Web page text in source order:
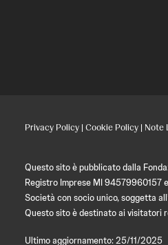
Privacy Policy | Cookie Policy | Note
Questo sito è pubblicato dalla
Registro Imprese MI 94579960157
Società con socio unico, soggetta
Questo sito è destinato ai visitatori
Ultimo aggiornamento: 25/11/2025